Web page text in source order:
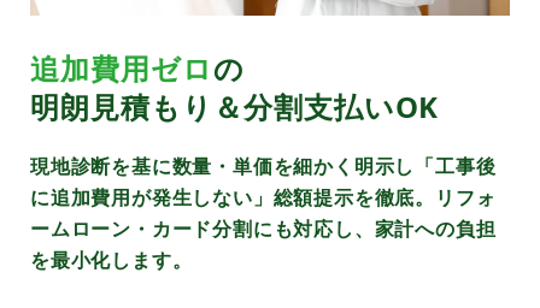
追加費用ゼロの
明朗見積もり＆分割支払いOK
現地診断を基に数量・単価を細かく明示し「工事後
に追加費用が発生しない」総額提示を徹底。リフォ
ームローン・カード分割にも対応し、家計への負担
を最小化します。